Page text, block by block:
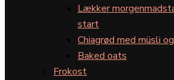
Lækker
start
Chiagrød med müsli
Baked oats
Frokost